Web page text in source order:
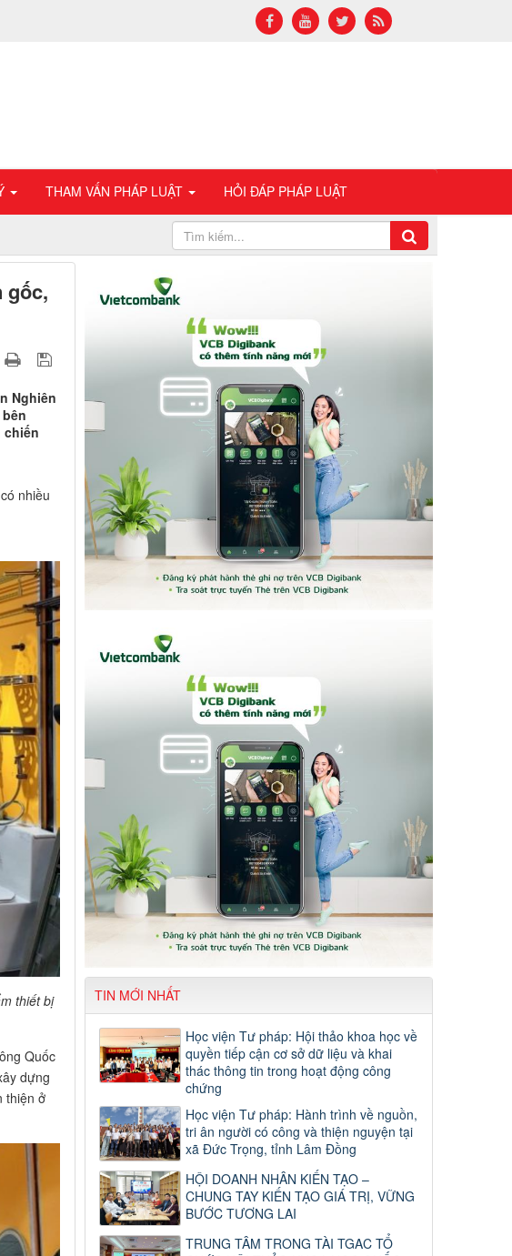
THAM VẤN PHÁP LUẬT HỎI ĐÁP PHÁP LUẬT
gốc,
Nghiên
chiến
nhiều
thiết bị
Quốc
dựng
thiện ở
TIN MỚI NHẤT
Học viện Tư pháp: Hội thảo khoa học về
quyền tiếp cận cơ sở dữ liệu và khai
thác thông tin trong hoạt động công
chứng
Học viện Tư pháp: Hành trình về nguồn,
tri ân người có công và thiện nguyện tại
xã Đức Trọng, tỉnh Lâm Đồng
HỘI DOANH NHÂN KIẾN TẠO –
CHUNG TAY KIẾN TẠO GIÁ TRỊ, VỮNG
BƯỚC TƯƠNG LAI
TRUNG TÂM TRONG TÀI TGAC TỔ